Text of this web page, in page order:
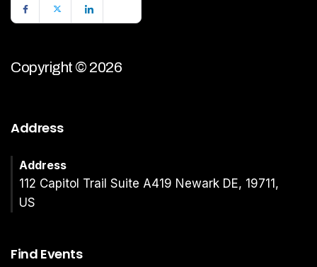
Copyright © 2026
Address
Address
112 Capitol Trail Suite A419 Newark DE, 19711,
US
Find Events